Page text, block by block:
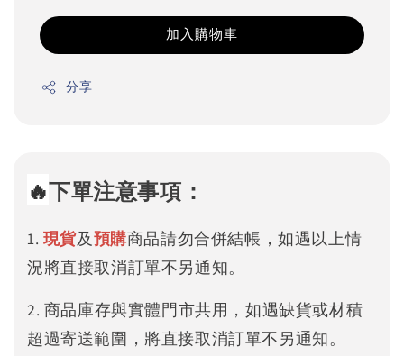
加入購物車
分享
🔥下單注意事項：
1. 現貨及預購商品請勿合併結帳，如遇以上情
況將直接取消訂單不另通知。
2. 商品庫存與實體門市共用，如遇缺貨或材積
超過寄送範圍，將直接取消訂單不另通知。